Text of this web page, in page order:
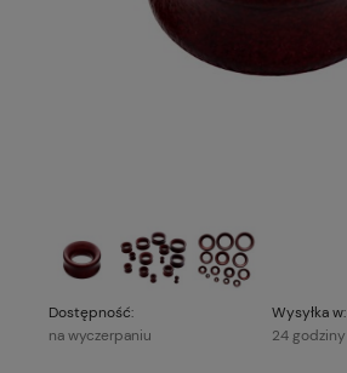
Dostępność:
na wyczerpaniu
Wysyłka w:
24 godziny